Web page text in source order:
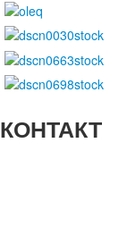
КОНТАКТ